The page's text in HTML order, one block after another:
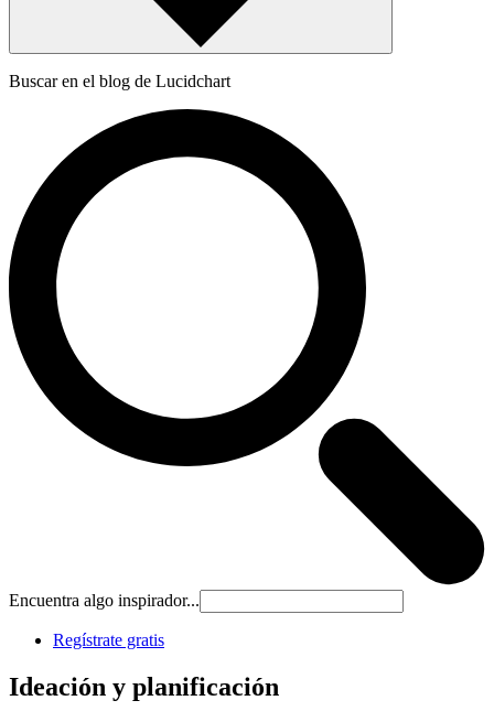
Buscar en el blog de Lucidchart
Encuentra algo inspirador...
Regístrate gratis
Ideación y planificación